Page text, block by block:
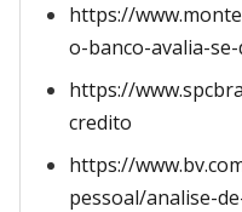
https://
o-banco-avalia-
https://
credito
https://
pessoal/analise-